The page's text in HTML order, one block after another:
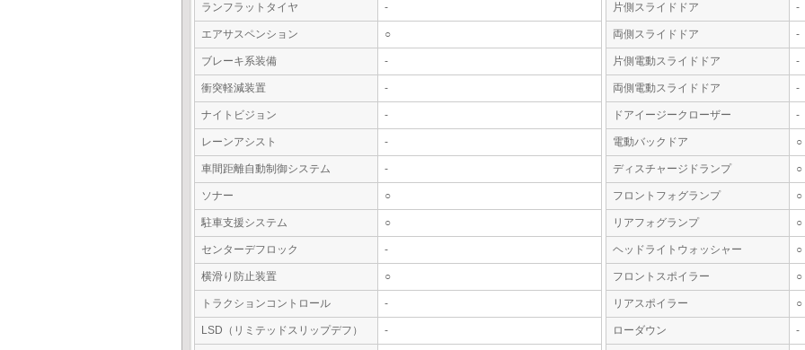
ランフラットタイヤ -
エアサスペンション ○
ブレーキ系装備 -
衝突軽減装置 -
ナイトビジョン -
レーンアシスト -
車間距離自動制御システム -
ソナー ○
駐車支援システム ○
センターデフロック -
横滑り防止装置 ○
トラクションコントロール -
LSD（リミテッドスリップデフ） -
片側スライドドア -
両側スライドドア -
片側電動スライドドア -
両側電動スライドドア -
ドアイージークローザー -
電動バックドア ○
ディスチャージドランプ ○
フロントフォグランプ ○
リアフォグランプ ○
ヘッドライトウォッシャー ○
フロントスポイラー ○
リアスポイラー ○
ローダウン -